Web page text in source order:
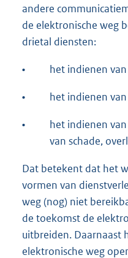
andere
de elektronische weg
drietal diensten:
• het indienen
• het indienen
•
het indienen
van schade,
Dat betekent dat het
vormen van
weg (nog) niet
de toekomst de
uitbreiden. Daarnaast
elektronische weg